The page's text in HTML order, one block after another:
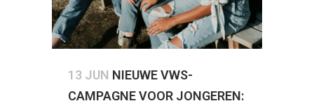
13 JUN NIEUWE VWS-
CAMPAGNE VOOR JONGEREN: